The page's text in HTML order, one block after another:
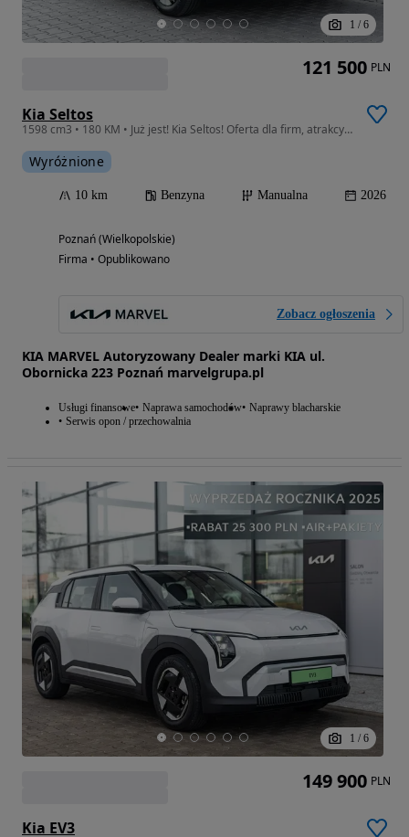
1 / 6
Kia Seltos
1598 cm3 • 180 KM • Już jest! Kia Seltos! Oferta dla firm, atrakcyjna cena, różne kolory!
Wyróżnione
10 km Benzyna Manualna 2026
Poznań (Wielkopolskie)
Firma • Opublikowano
Zobacz ogłoszenia
KIA MARVEL Autoryzowany Dealer marki KIA ul.
Obornicka 223 Poznań marvelgrupa.pl
Usługi finansowe Naprawa samochodów Naprawy blacharskie
Serwis opon / przechowalnia
121 500 PLN
1 / 6
Kia EV3
149 900 PLN